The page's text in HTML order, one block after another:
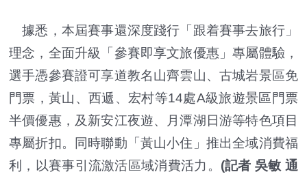
據悉，本屆賽事還深度踐行「跟着賽事去旅行」
理念，全面升級「參賽即享文旅優惠」專屬體驗，
選手憑參賽證可享道教名山齊雲山、古城岩景區免
門票，黃山、西遞、宏村等14處A級旅遊景區門票
半價優惠，及新安江夜遊、月潭湖日游等特色項目
專屬折扣。同時聯動「黃山小住」推出全域消費福
利，以賽事引流激活區域消費活力。 (記者 吳敏 通